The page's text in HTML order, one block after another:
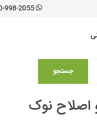
998-2055
جستجو
اصلاح نوک